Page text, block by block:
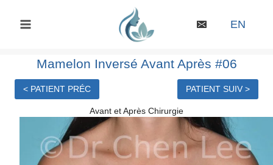
EN
Mamelon Inversé Avant Après #06
< PATIENT PRÉC PATIENT SUIV >
Avant et Après Chirurgie